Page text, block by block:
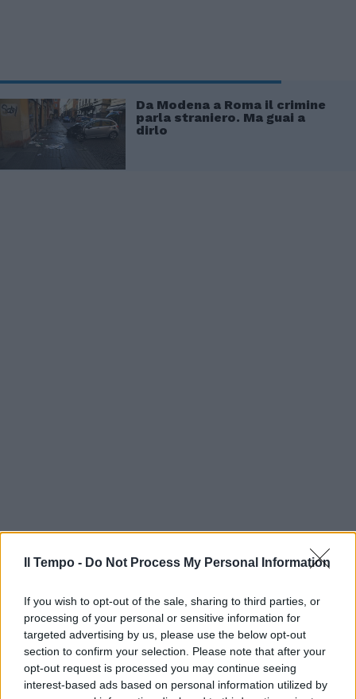
Il Tempo - Do Not Process My Personal Information
If you wish to opt-out of the sale, sharing to third parties, or
processing of your personal or sensitive information for
targeted advertising by us, please use the below opt-out
section to confirm your selection. Please note that after your
opt-out request is processed you may continue seeing
interest-based ads based on personal information utilized by
Da Modena a Roma il crimine
parla straniero. Ma guai a
dirlo